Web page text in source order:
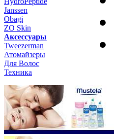
Janssen
Obagi
ZO Skin
Aксессуары
Tweezerman
Атомайзеры
Для Волос
Техника